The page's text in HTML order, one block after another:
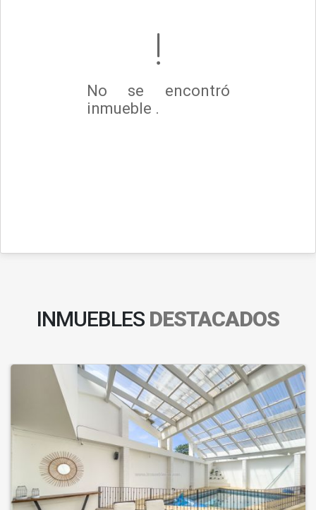
No se encontró
inmueble .
INMUEBLES DESTACADOS